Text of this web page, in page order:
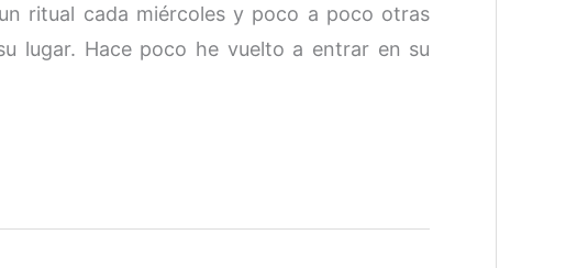
ritual cada miércoles y poco a poco otras
lugar. Hace poco he vuelto a entrar en su